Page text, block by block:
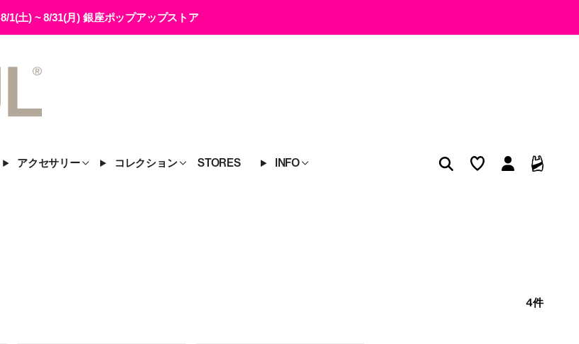
8/1(土) ~ 8/31(月) 銀座ポップアップストア
アクセサリー コレクション STORES INFO
4件